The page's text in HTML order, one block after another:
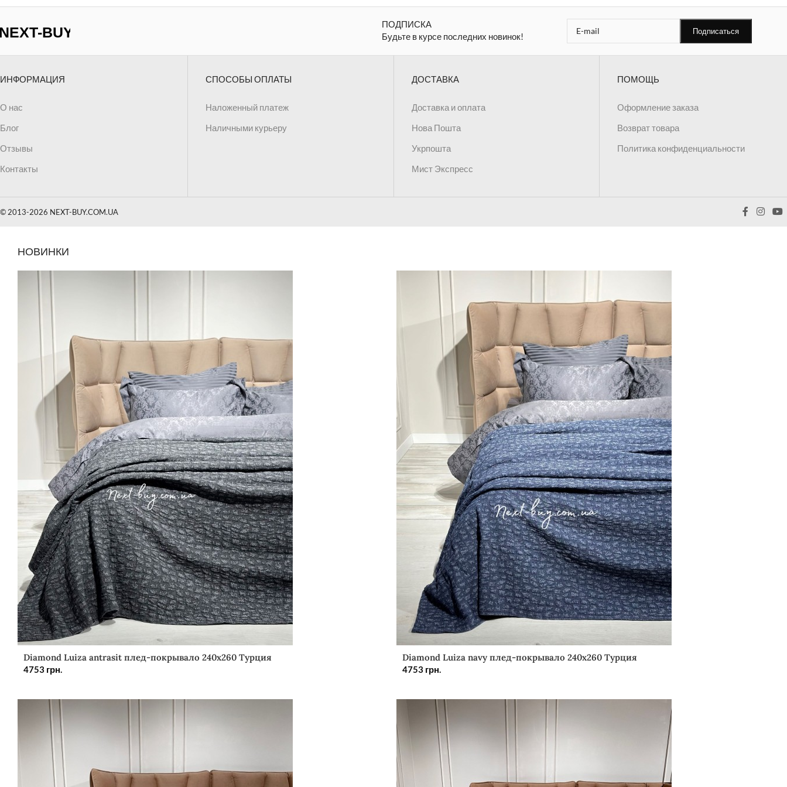
ПОДПИСКА
Будьте в курсе последних новинок!
ИНФОРМАЦИЯ
О нас
Блог
Отзывы
Контакты
СПОСОБЫ ОПЛАТЫ
Наложенный платеж
Наличными курьеру
ДОСТАВКА
Доставка и оплата
Нова Пошта
Укрпошта
Мист Экспресс
ПОМОЩЬ
Оформление заказа
Возврат товара
Политика конфиденциальности
© 2013-2026 NEXT-BUY.COM.UA
НОВИНКИ
Diamond Luiza antrasit плед-покрывало 240х260 Турция
4753 грн.
Diamond Luiza navy плед-покрывало 240х260 Турция
4753 грн.